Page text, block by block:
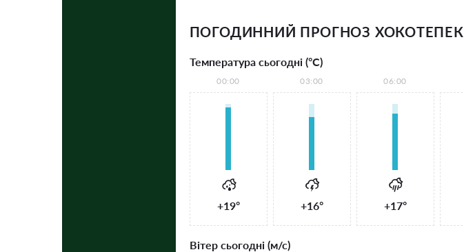
ПОГОДИННИЙ ПРОГНОЗ ХОКОТЕПЕК
Температура сьогодні (°С)
00:00
+19°
03:00
+16°
06:00
+17°
Вітер сьогодні (м/с)